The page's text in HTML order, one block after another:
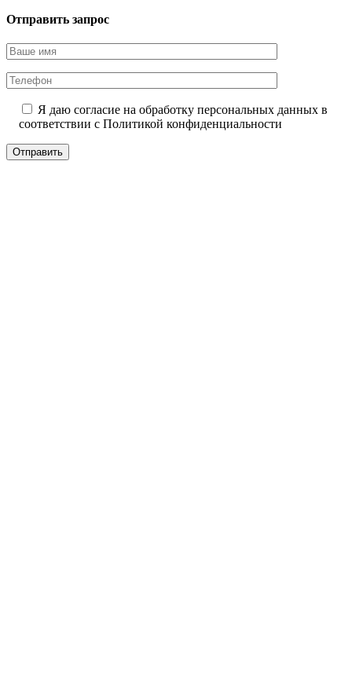
Отправить запрос
Я даю согласие на обработку персональных данных в
соответствии с Политикой конфиденциальности